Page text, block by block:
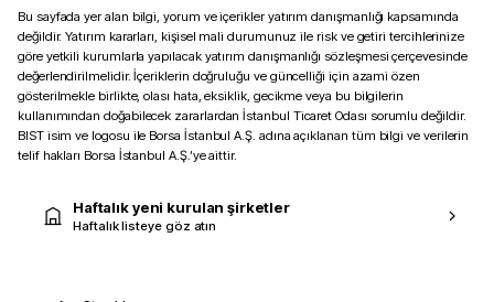
Bu sayfada yer alan bilgi, yorum ve içerikler yatırım danışmanlığı kapsamında
değildir. Yatırım kararları, kişisel mali durumunuz ile risk ve getiri tercihlerinize
göre yetkili kurumlarla yapılacak yatırım danışmanlığı sözleşmesi çerçevesinde
değerlendirilmelidir. İçeriklerin doğruluğu ve güncelliği için azami özen
gösterilmekle birlikte, olası hata, eksiklik, gecikme veya bu bilgilerin
kullanımından doğabilecek zararlardan İstanbul Ticaret Odası sorumlu değildir.
BIST isim ve logosu ile Borsa İstanbul A.Ş. adına açıklanan tüm bilgi ve verilerin
telif hakları Borsa İstanbul A.Ş.’ye aittir.
Haftalık yeni kurulan şirketler
Haftalık listeye göz atın